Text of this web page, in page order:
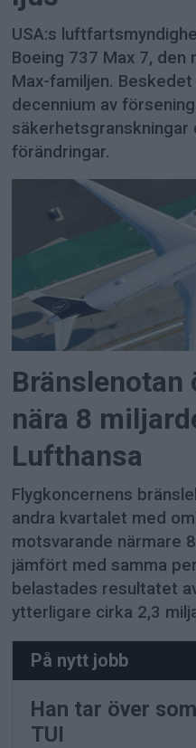
USA:s
Boeing 737 Max 7, den
Max-familjen.
decennium av
säkerhetsgranskningar
förändringar.
Bränslenotan
nära 8
Lufthansa
Flygkoncernens
andra kvartalet med
motsvarande närmare
jämfört med samma
belastades resultatet
ytterligare cirka 2,3
På nytt jobb
Han tar över
TUI